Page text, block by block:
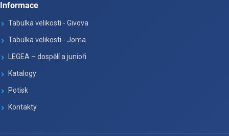
Informace
Tabulka velikosti - Givova
Tabulka velikosti - Joma
LEGEA – dospělí a junioři
Katalogy
Potisk
Kontakty